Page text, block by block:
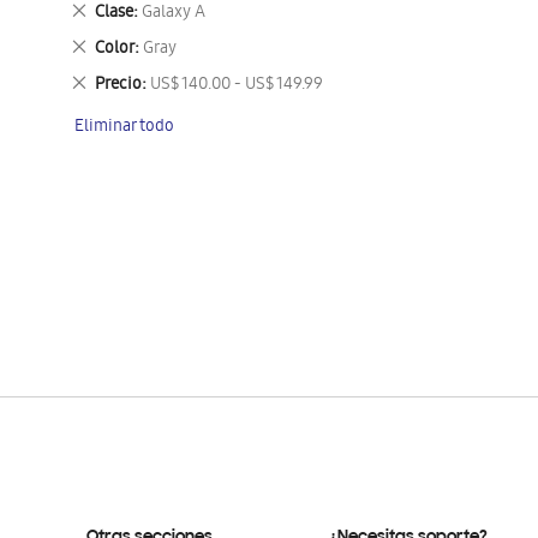
Clase Galaxy A
Eliminar
este
artículo
Color Gray
Eliminar
este
artículo
Precio US$ 140.00 - US$ 149.99
Eliminar
artículo
Eliminar todo